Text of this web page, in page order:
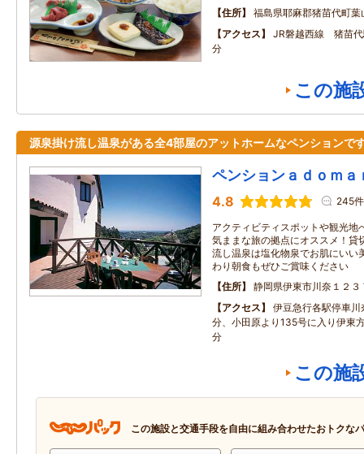
住所
福島県耶麻郡猪苗代町
アクセス
JR磐越西線 猪苗代
分
この施
源泉掛け流し温泉がある全4部屋のアットホームなペンションで
ペンションａｄｏｍ
4.8 245件
アクティビティスポットや観光地
気ままな旅の拠点にオススメ！貸
流し温泉は塩化物泉でお肌にい
わり朝食もぜひご賞味ください
住所
静岡県伊東市川奈１２３
アクセス
伊豆急行各駅停車
分、小田原より135号に入り伊東
分
この施
この施設と交通手段を自由に組み合わせたおトクな